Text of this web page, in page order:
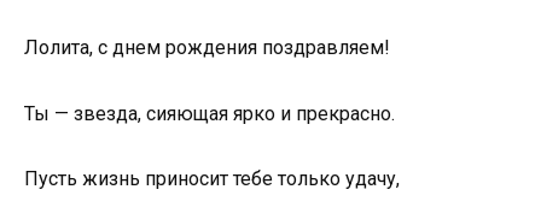
Лолита, с днем рождения поздравляем!
Ты — звезда, сияющая ярко и прекрасно.
Пусть жизнь приносит тебе только удачу,